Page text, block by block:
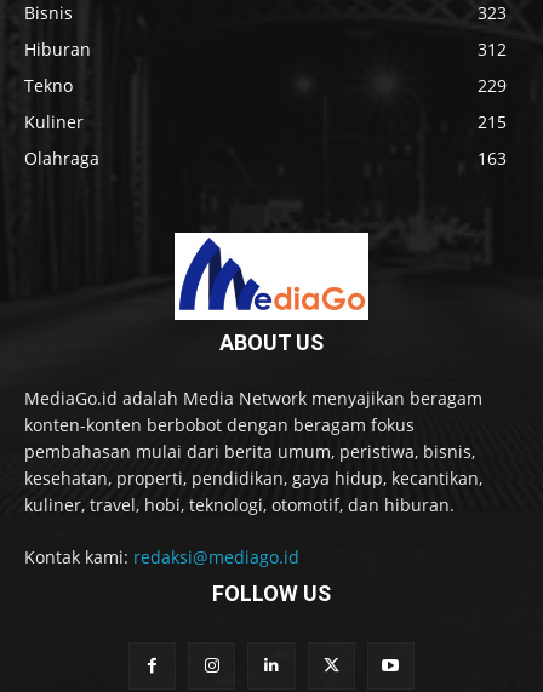
Bisnis
323
Hiburan
312
Tekno
229
Kuliner
215
Olahraga
163
ABOUT US
MediaGo.id adalah Media Network menyajikan beragam
konten-konten berbobot dengan beragam fokus
pembahasan mulai dari berita umum, peristiwa, bisnis,
kesehatan, properti, pendidikan, gaya hidup, kecantikan,
kuliner, travel, hobi, teknologi, otomotif, dan hiburan.
Kontak kami: redaksi@mediago.id
FOLLOW US